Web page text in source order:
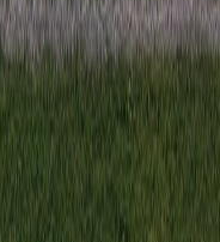
wordt gespeeld in de